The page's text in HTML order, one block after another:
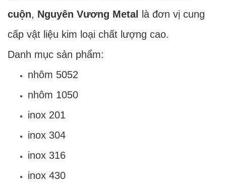
cuộn, Nguyên Vương Metal là đơn vị cung
cấp vật liệu kim loại chất lượng cao.
Danh mục sản phẩm:
nhôm 5052
nhôm 1050
inox 201
inox 304
inox 316
inox 430